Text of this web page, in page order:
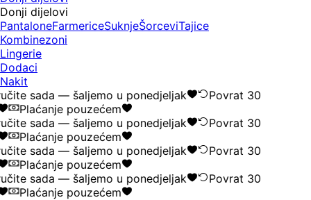
Donji dijelovi
PantaloneFarmericeSuknjeŠorceviTajice
Kombinezoni
Lingerie
Dodaci
Nakit
sada — šaljemo u ponedjeljak
Povrat 30
Plaćanje pouzećem
sada — šaljemo u ponedjeljak
Povrat 30
Plaćanje pouzećem
sada — šaljemo u ponedjeljak
Povrat 30
Plaćanje pouzećem
sada — šaljemo u ponedjeljak
Povrat 30
Plaćanje pouzećem